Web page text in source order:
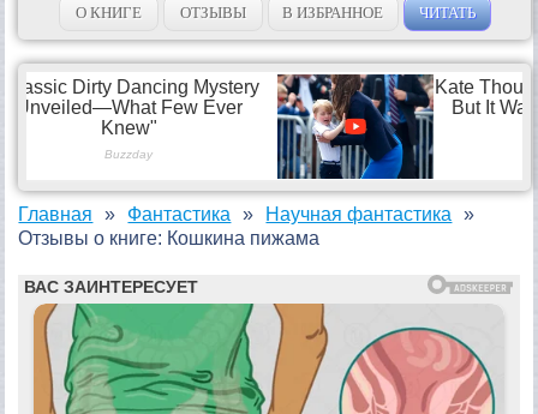
О КНИГЕ ОТЗЫВЫ В ИЗБРАННОЕ ЧИТАТЬ
Главная Фантастика
Научная фантастика
Отзывы о книге: Кошкина пижама